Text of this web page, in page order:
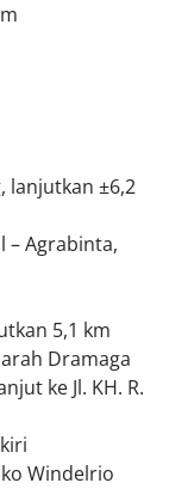
lanjutkan ±6,2
– Agrabinta,
5,1 km
Dramaga
ke Jl. KH. R.
Windelrio